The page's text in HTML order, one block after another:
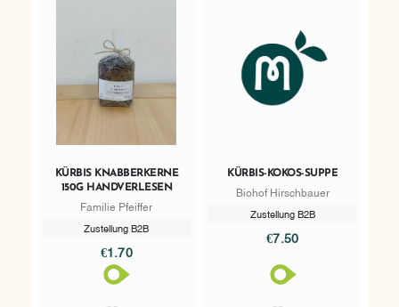
KÜRBIS KNABBERKERNE
150G HANDVERLESEN
Familie Pfeiffer
Zustellung B2B
€1.70
KÜRBIS-KOKOS-SUPPE
Biohof Hirschbauer
Zustellung B2B
€7.50